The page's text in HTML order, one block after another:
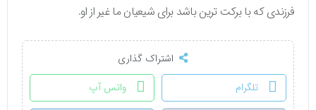
فرزندی که با برکت ترین باشد برای شیعیان ما غیر از او.
اشتراک گذاری
تلگرام
واتس آپ